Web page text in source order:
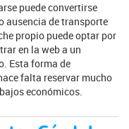
puede convertirse
ausencia de transporte
propio puede optar por
en la web a un
Esta forma de
falta reservar mucho
económicos.